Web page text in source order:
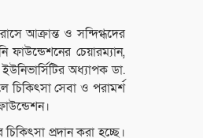
আক্রান্ত ও সন্দিগ্ধদের
চেয়ারম্যান,
অধ্যাপক ডা.
চিকিৎসা সেবা ও পরামর্শ
প্রদান করা হচ্ছে।